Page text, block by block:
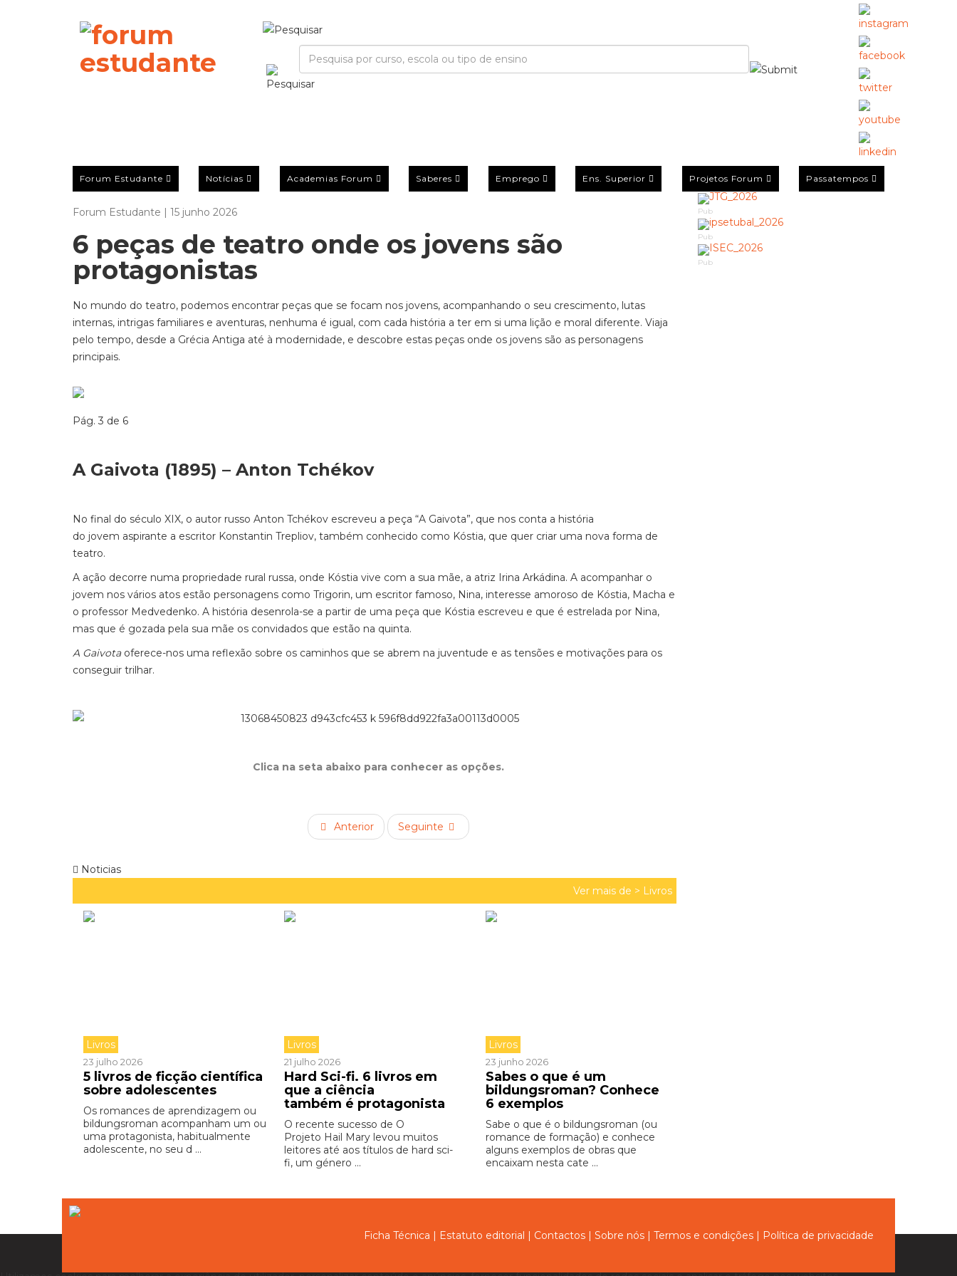
Forum Estudante Notícias Academias Forum Saberes Emprego Ens. Superior Projetos Forum Passatempos
Forum Estudante | 15 junho 2026
6 peças de teatro onde os jovens são
protagonistas
No mundo do teatro, podemos encontrar peças que se focam nos jovens, acompanhando o seu crescimento, lutas
internas, intrigas familiares e aventuras, nenhuma é igual, com cada história a ter em si uma lição e moral diferente. Viaja
pelo tempo, desde a Grécia Antiga até à modernidade, e descobre estas peças onde os jovens são as personagens
principais.
Pág. 3 de 6
A Gaivota (1895) – Anton Tchékov
No final do século XIX, o autor russo Anton Tchékov escreveu a peça “A Gaivota”, que nos conta a história
do jovem aspirante a escritor Konstantin Trepliov, também conhecido como Kóstia, que quer criar uma nova forma de
teatro.
A ação decorre numa propriedade rural russa, onde Kóstia vive com a sua mãe, a atriz Irina Arkádina. A acompanhar o
jovem nos vários atos estão personagens como Trigorin, um escritor famoso, Nina, interesse amoroso de Kóstia, Macha e
o professor Medvedenko. A história desenrola-se a partir de uma peça que Kóstia escreveu e que é estrelada por Nina,
mas que é gozada pela sua mãe os convidados que estão na quinta.
A Gaivota oferece-nos uma reflexão sobre os caminhos que se abrem na juventude e as tensões e motivações para os
conseguir trilhar.
Clica na seta abaixo para conhecer as opções.
Anterior Seguinte
Noticias
Ver mais de > Livros
Livros
23 julho 2026
5 livros de ficção científica
sobre adolescentes
Os romances de aprendizagem ou
bildungsroman acompanham um ou
uma protagonista, habitualmente
adolescente, no seu d ...
Livros
21 julho 2026
Hard Sci-fi. 6 livros em
que a ciência
também é protagonista
O recente sucesso de O
Projeto Hail Mary levou muitos
leitores até aos títulos de hard sci-
fi, um género ...
Livros
23 junho 2026
Sabes o que é um
bildungsroman? Conhece
6 exemplos
Sabe o que é o bildungsroman (ou
romance de formação) e conhece
alguns exemplos de obras que
encaixam nesta cate ...
Pub
Pub
Pub
Ficha Técnica | Estatuto editorial | Contactos | Sobre nós | Termos e condições | Política de privacidade